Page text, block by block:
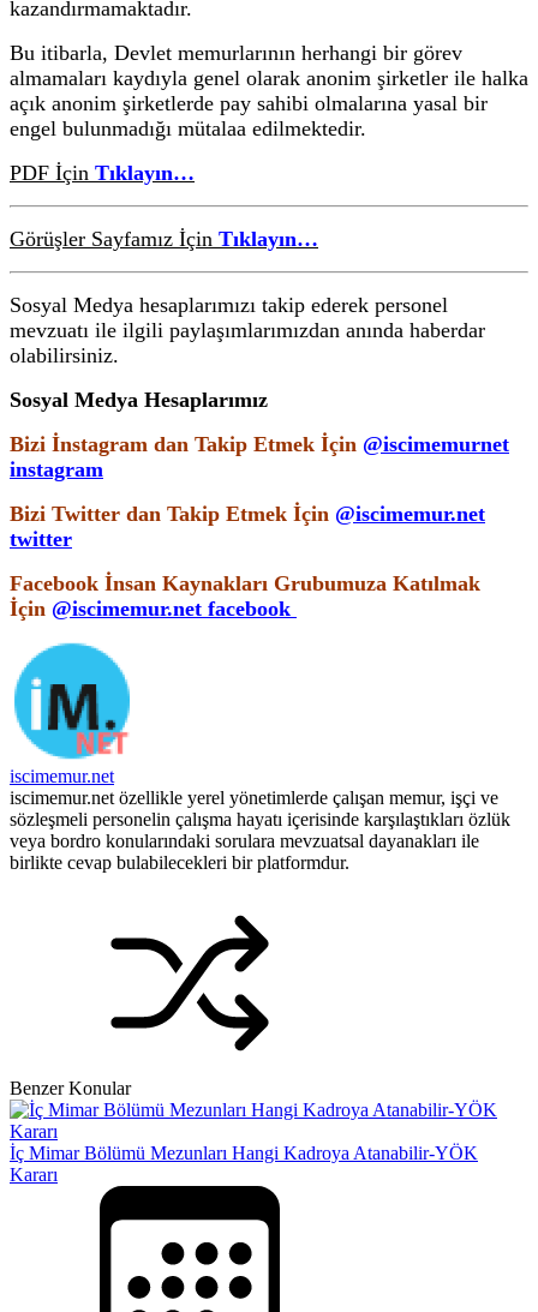
kazandırmamaktadır.
Bu itibarla, Devlet memurlarının herhangi bir görev
almamaları kaydıyla genel olarak anonim şirketler ile halka
açık anonim şirketlerde pay sahibi olmalarına yasal bir
engel bulunmadığı mütalaa edilmektedir.
PDF İçin Tıklayın…
Görüşler Sayfamız İçin Tıklayın…
Sosyal Medya hesaplarımızı takip ederek personel
mevzuatı ile ilgili paylaşımlarımızdan anında haberdar
olabilirsiniz.
Sosyal Medya Hesaplarımız
Bizi İnstagram dan Takip Etmek İçin @iscimemurnet
instagram
Bizi Twitter dan Takip Etmek İçin @iscimemur.net
twitter
Facebook İnsan Kaynakları Grubumuza Katılmak
İçin @iscimemur.net facebook
iscimemur.net
iscimemur.net özellikle yerel yönetimlerde çalışan memur, işçi ve
sözleşmeli personelin çalışma hayatı içerisinde karşılaştıkları özlük
veya bordro konularındaki sorulara mevzuatsal dayanakları ile
birlikte cevap bulabilecekleri bir platformdur.
Benzer Konular
İç Mimar Bölümü Mezunları Hangi Kadroya Atanabilir-YÖK
Kararı